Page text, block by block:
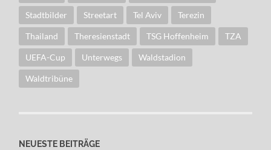
Stadtbilder Streetart Tel Aviv Terezin
Thailand Theresienstadt TSG Hoffenheim TZA
UEFA-Cup Unterwegs Waldstadion
Waldtribüne
NEUESTE BEITRÄGE